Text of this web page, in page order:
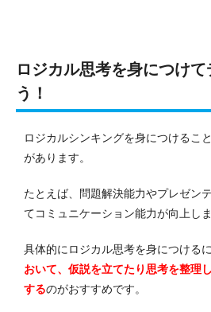
ロジカル思考を身につけ
う！
ロジカルシンキングを身につけるこ
があります。
たとえば、問題解決能力やプレゼン
てコミュニケーション能力が向上しま
具体的にロジカル思考を身につけるに
おいて、仮説を立てたり思考を整理
するのがおすすめです。